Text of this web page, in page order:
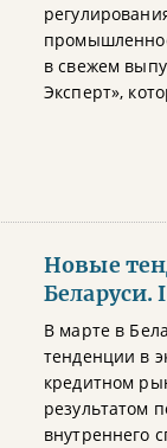
в свежем
Эксперт»,
Новые
Беларуси.
В марте в
тенденции в
кредитном
результатом
внутреннего